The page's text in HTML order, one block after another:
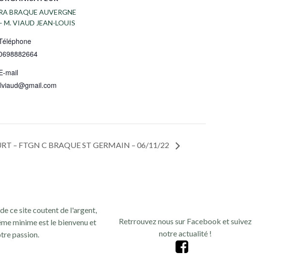
BRAQUE AUVERGNE
M. VIAUD JEAN-LOUIS
mail
– FTGN C BRAQUE ST GERMAIN – 06/11/22
ce site coutent de l'argent,
minime est le bienvenu et
passion.
Retrrouvez nous sur Facebook et suivez
notre actualité !